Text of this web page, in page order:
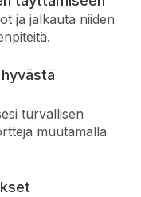
ja jalkauta niiden
turvallisen
muutamalla